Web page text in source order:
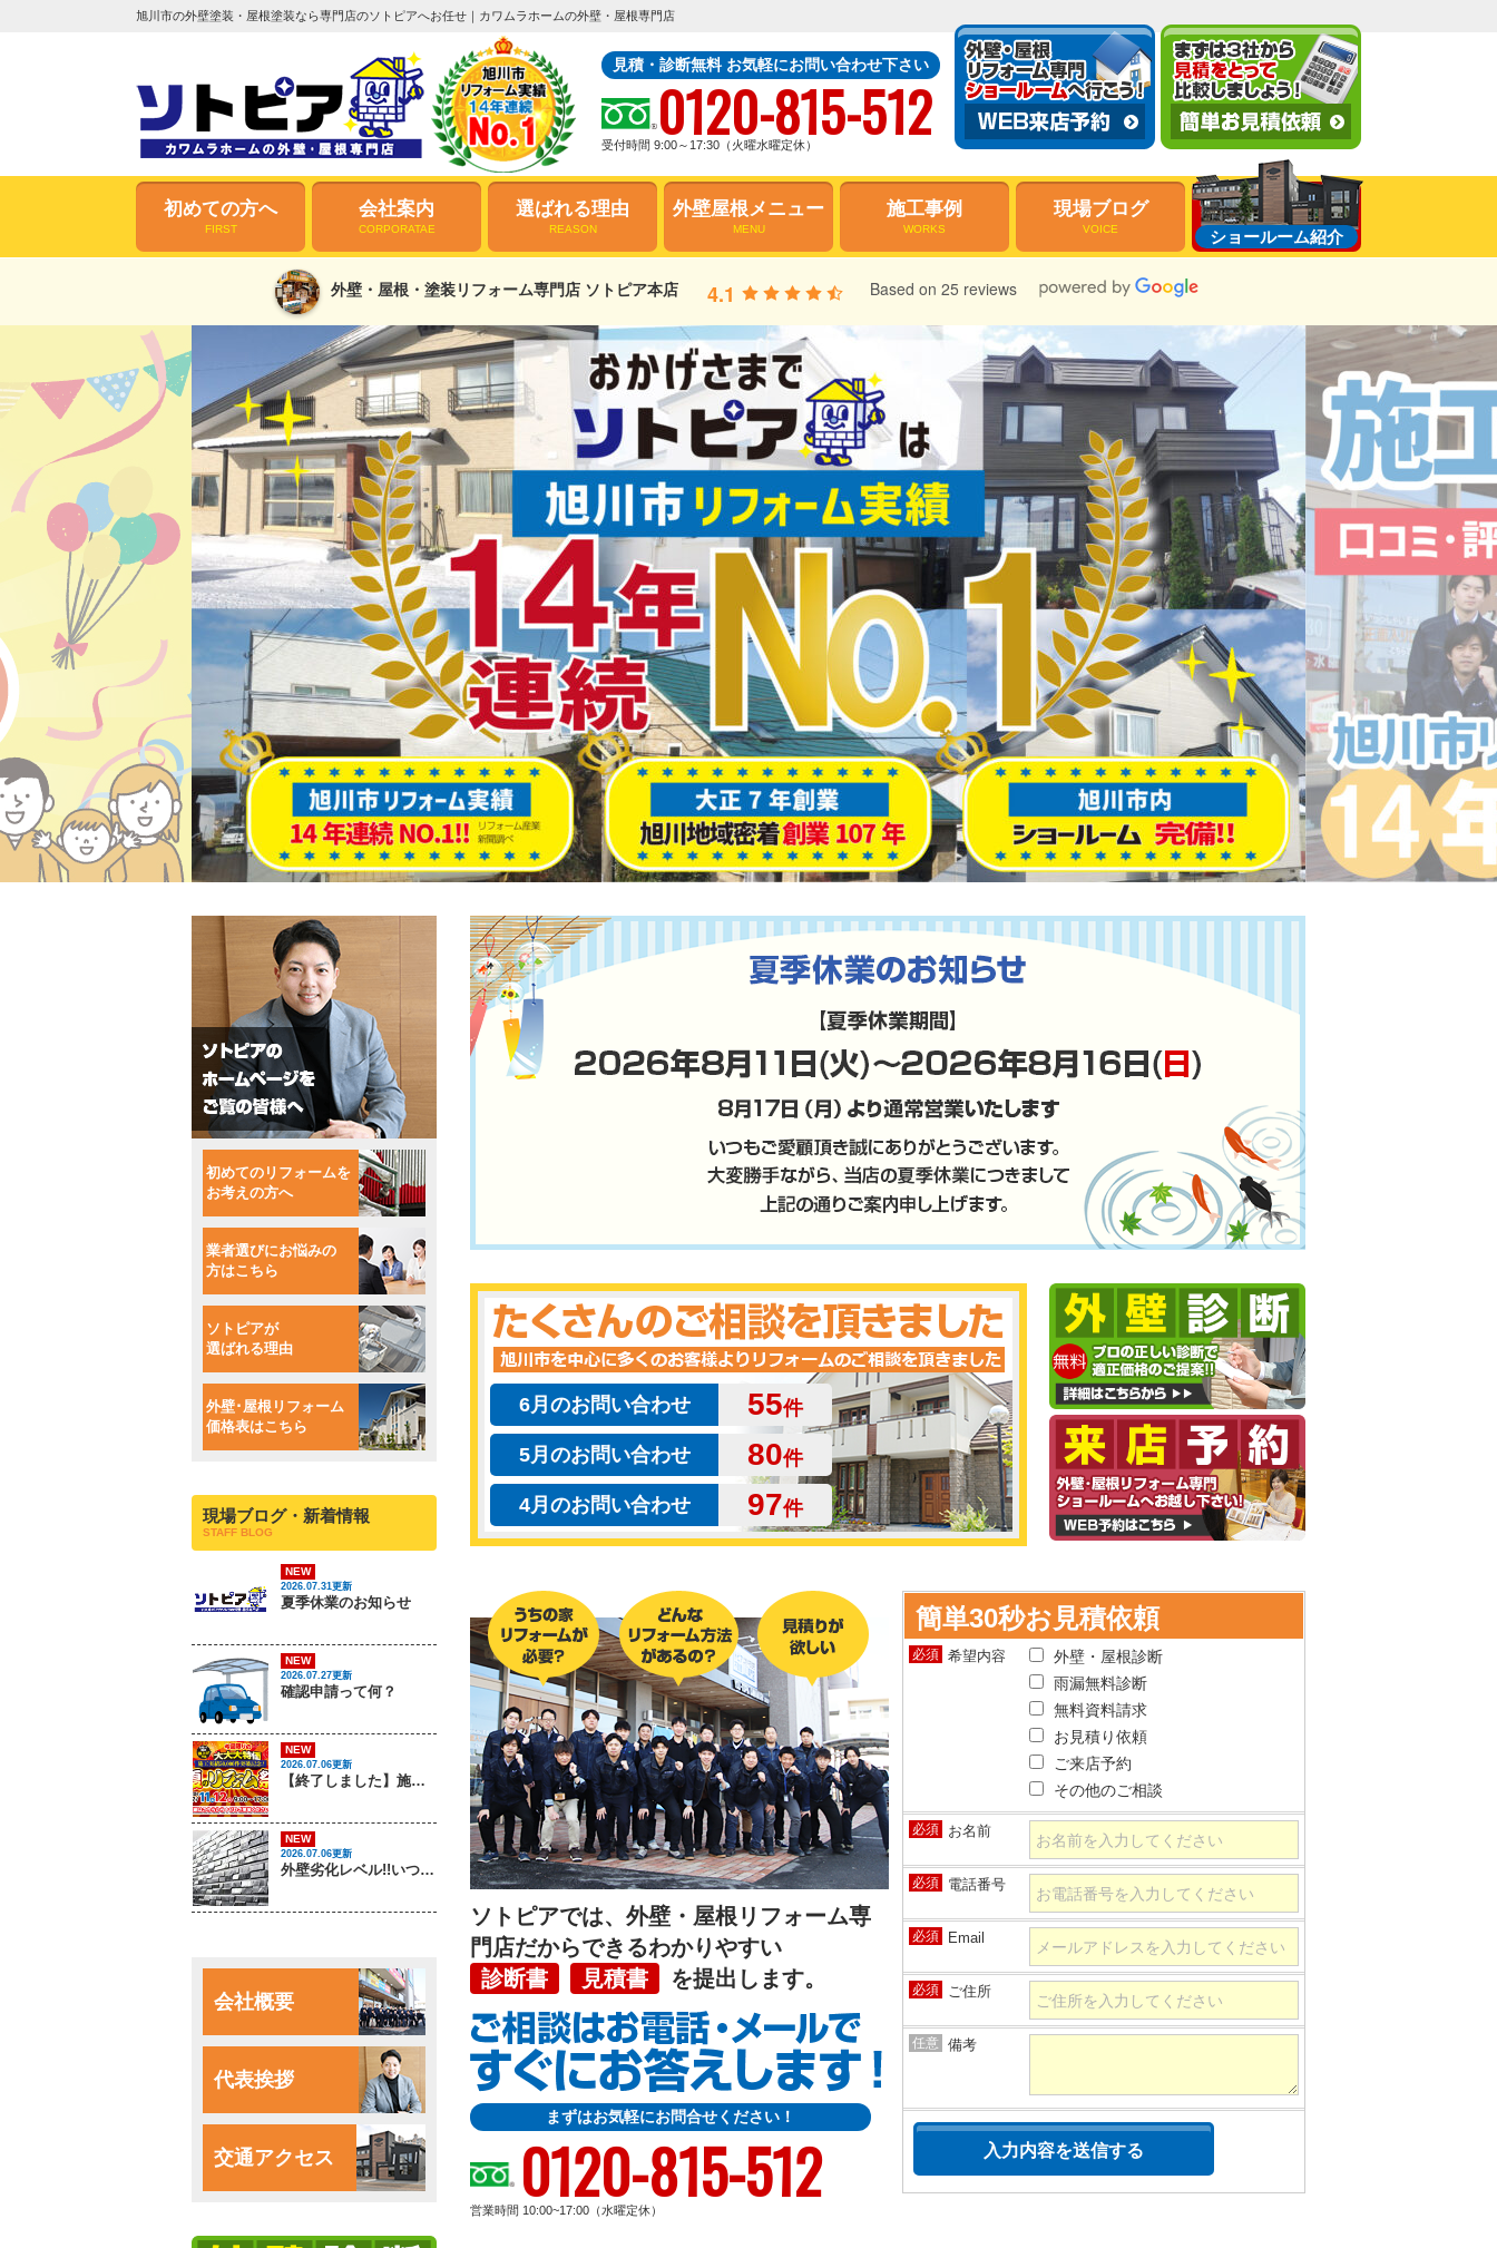
旭川市の外壁塗装・屋根塗装なら専門店のソトピアへお任せ｜カワムラホームの外壁・屋根専門店
見積・診断無料 お気軽にお問い合わせ下さい
0120-815-512
受付時間 9:00～17:30（火曜水曜定休）
初めての方へ
FIRST
会社案内
CORPORATAE
選ばれる理由
REASON
外壁屋根メニュー
MENU
施工事例
WORKS
現場ブログ
VOICE ショールーム紹介
外壁・屋根・塗装リフォーム専門店 ソトピア本店 4.1 Based on 25 reviews
6月のお問い合わせ 55件
5月のお問い合わせ 80件
4月のお問い合わせ 97件
ソトピアでは、外壁・屋根リフォーム専
門店だからできるわかりやすい
診断書
見積書 を提出します。
まずはお気軽にお問合せください！
0120-815-512
営業時間 10:00~17:00（水曜定休）
簡単30秒お見積依頼
必須 希望内容
外壁・屋根診断
雨漏無料診断
無料資料請求
お見積り依頼
ご来店予約
その他のご相談
必須 お名前
必須 電話番号
必須 Email
必須 ご住所
備考
任意
初めてのリフォームを
お考えの方へ
業者選びにお悩みの
方はこちら
ソトピアが
選ばれる理由
外壁･屋根リフォーム
価格表はこちら
現場ブログ・新着情報
STAFF BLOG
NEW
2026.07.31更新
夏季休業のお知らせ
NEW
2026.07.27更新
確認申請って何？
NEW
2026.07.06更新
【終了しました】施工実績50,000件突破記念！夏のリフォーム祭 開催します！
NEW
2026.07.06更新
外壁劣化レベル!!いつでもソトピアに相談してください！
会社概要
代表挨拶
交通アクセス